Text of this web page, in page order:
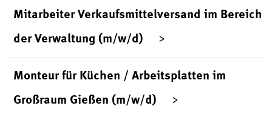
Mitarbeiter Verkaufsmittelversand im Bereich
der Verwaltung (m/w/d)
Monteur für Küchen / Arbeitsplatten im
Großraum Gießen (m/w/d)